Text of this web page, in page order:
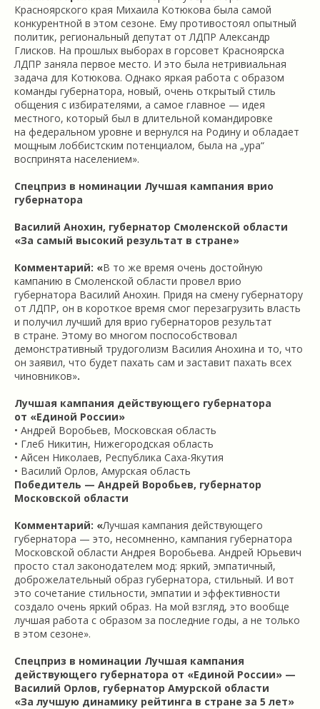
Красноярского края Михаила Котюкова была самой
конкурентной в этом сезоне. Ему противостоял опытный
политик, региональный депутат от ЛДПР Александр
Глисков. На прошлых выборах в горсовет Красноярска
ЛДПР заняла первое место. И это была нетривиальная
задача для Котюкова. Однако яркая работа с образом
команды губернатора, новый, очень открытый стиль
общения с избирателями, а самое главное — идея
местного, который был в длительной командировке
на федеральном уровне и вернулся на Родину и обладает
мощным лоббистским потенциалом, была на „ура“
воспринята населением».
Спецприз в номинации Лучшая кампания врио
губернатора
Василий Анохин, губернатор Смоленской области
«За самый высокий результат в стране»
Комментарий: «В то же время очень достойную
кампанию в Смоленской области провел врио
губернатора Василий Анохин. Придя на смену губернатору
от ЛДПР, он в короткое время смог перезагрузить власть
и получил лучший для врио губернаторов результат
в стране. Этому во многом поспособствовал
демонстративный трудоголизм Василия Анохина и то, что
он заявил, что будет пахать сам и заставит пахать всех
чиновников».
Лучшая кампания действующего губернатора
от «Единой России»
• Андрей Воробьев, Московская область
• Глеб Никитин, Нижегородская область
• Айсен Николаев, Республика Саха-Якутия
• Василий Орлов, Амурская область
Победитель — Андрей Воробьев, губернатор
Московской области
Комментарий: «Лучшая кампания действующего
губернатора — это, несомненно, кампания губернатора
Московской области Андрея Воробьева. Андрей Юрьевич
просто стал законодателем мод: яркий, эмпатичный,
доброжелательный образ губернатора, стильный. И вот
это сочетание стильности, эмпатии и эффективности
создало очень яркий образ. На мой взгляд, это вообще
лучшая работа с образом за последние годы, а не только
в этом сезоне».
Спецприз в номинации Лучшая кампания
действующего губернатора от «Единой России» —
Василий Орлов, губернатор Амурской области
«За лучшую динамику рейтинга в стране за 5 лет»